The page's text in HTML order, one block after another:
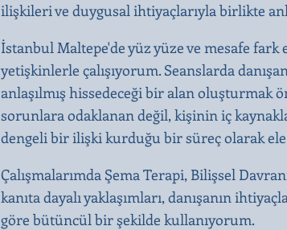
ilişkileri ve duygusal ihtiyaçlarıyla birlikte
İstanbul Maltepe'de yüz yüze ve mesafe
yetişkinlerle çalışıyorum. Seanslarda
anlaşılmış hissedeceği bir alan oluşturmak
sorunlara odaklanan değil, kişinin iç
dengeli bir ilişki kurduğu bir süreç olarak
Çalışmalarımda Şema Terapi, Bilişsel
kanıta dayalı yaklaşımları, danışanın
göre bütüncül bir şekilde kullanıyorum.